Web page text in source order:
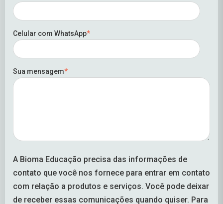
Celular com WhatsApp*
Sua mensagem*
A Bioma Educação precisa das informações de
contato que você nos fornece para entrar em contato
com relação a produtos e serviços. Você pode deixar
de receber essas comunicações quando quiser. Para